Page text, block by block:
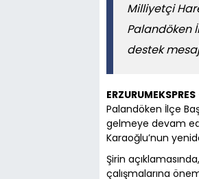
Milliyetçi
Palandöken
destek
ERZURUMEKSPRES
Palandöken İlçe
gelmeye devam
Karaoğlu’nun
Şirin
çalışmalarına